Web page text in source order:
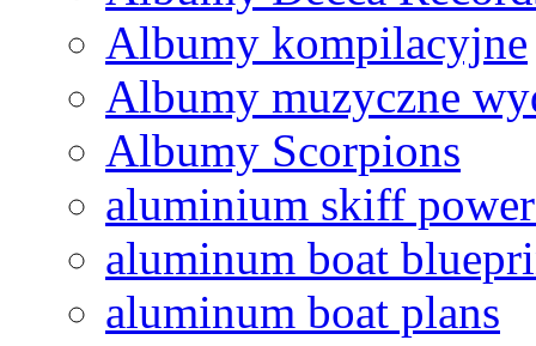
Albumy kompilacyjne
Albumy muzyczne
Albumy Scorpions
aluminium skiff
aluminum boat
aluminum boat plans